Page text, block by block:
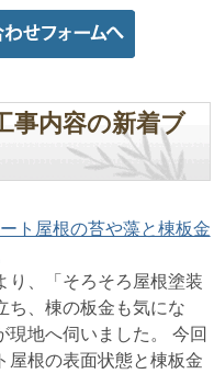
事内容の新着ブ
ト屋根の苔や藻と棟板金
り、「そろそろ屋根塗装
ち、棟の板金も気にな
現地へ伺いました。 今回
屋根の表面状態と棟板金